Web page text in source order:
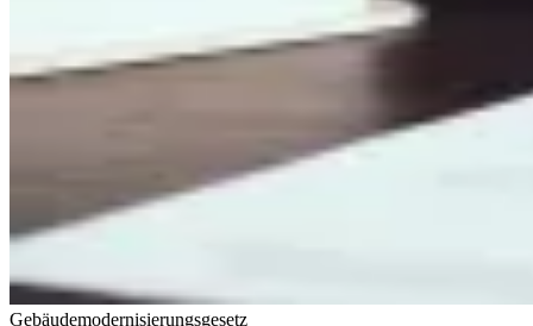
Gebäudemodernisierungsgesetz